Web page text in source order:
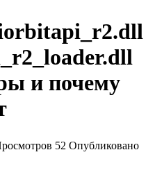
и почему
52 Опубликовано